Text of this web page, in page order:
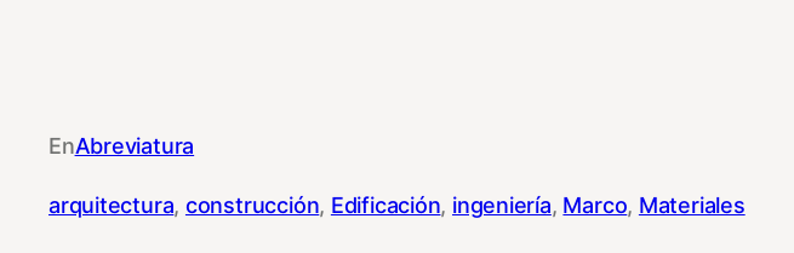
EnAbreviatura
arquitectura, construcción, Edificación, ingeniería, Marco, Materiales